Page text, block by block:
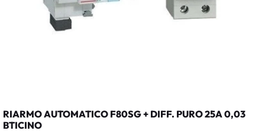
RIARMO AUTOMATICO F80SG + DIFF. PURO 25A 0,03
BTICINO